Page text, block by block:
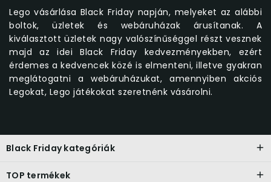
Lego vásárlása Black Friday napján, melyeket az alábbi
boltok, üzletek és webáruházak árusítanak. A
kiválasztott üzletek nagy valószínűséggel részt vesznek
majd az idei Black Friday kedvezményekben, ezért
érdemes a kedvencek közé is elmenteni, illetve gyakran
meglátogatni a webáruházukat, amennyiben akciós
Legokat, Lego játékokat szeretnénk vásárolni.
Black Friday kategóriák
TOP termékek